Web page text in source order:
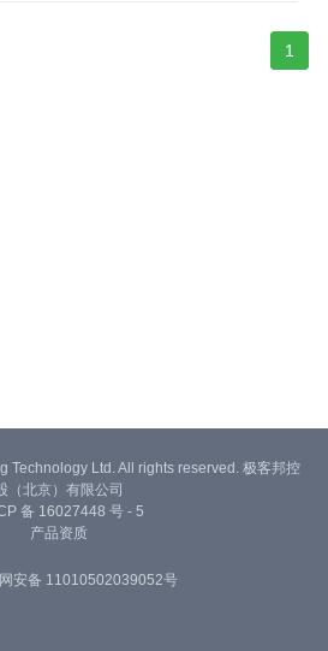
1
Technology Ltd. All rights reserved. 极客邦控
（北京）有限公司
备 16027448 号 - 5
产品资质
安备 11010502039052号